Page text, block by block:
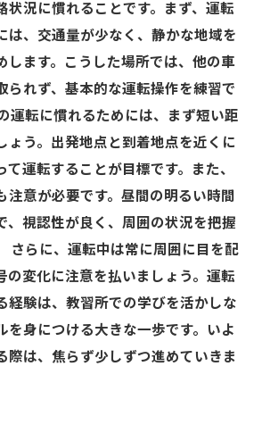
状況に慣れることです。まず、運転
は、交通量が少なく、静かな地域を
します。こうした場所では、他の車
られず、基本的な運転操作を練習で
運転に慣れるためには、まず短い距
ょう。出発地点と到着地点を近くに
て運転することが目標です。また、
注意が必要です。昼間の明るい時間
、視認性が良く、周囲の状況を把握
さらに、運転中は常に周囲に目を配
の変化に注意を払いましょう。運転
経験は、教習所での学びを活かしな
を身につける大きな一歩です。いよ
際は、焦らず少しずつ進めていきま